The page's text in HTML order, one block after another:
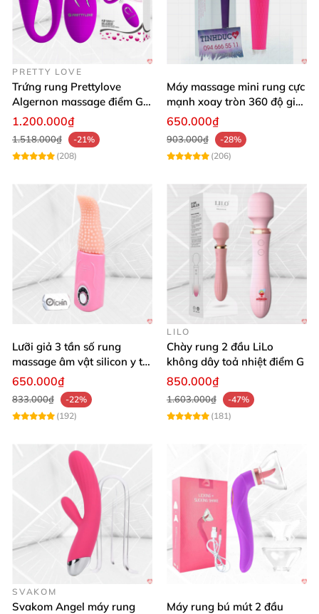
PRETTY LOVE
Trứng rung Prettylove
Algernon massage điểm G
12 chế độ
1.200.000₫
1.518.000₫
-21%
(208)
Máy massage mini rung cực
mạnh xoay tròn 360 độ giá
rẻ chất lượng
650.000₫
903.000₫
-28%
(206)
Lưỡi giả 3 tần số rung
massage âm vật silicon y tế
an toàn
650.000₫
833.000₫
-22%
(192)
LILO
Chày rung 2 đầu LiLo
không dây toả nhiệt điểm G
850.000₫
1.603.000₫
-47%
(181)
SVAKOM
Svakom Angel máy rung
Máy rung bú mút 2 đầu